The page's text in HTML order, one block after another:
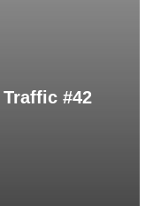
#42